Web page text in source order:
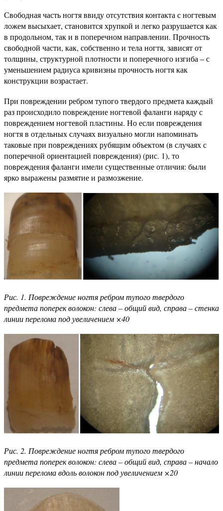
Свободная часть ногтя ввиду отсутствия контакта с ногтевым
ложем высыхает, становится хрупкой и легко разрушается как
в продольном, так и в поперечном направлении. Прочность
свободной части, как, собственно и тела ногтя, зависят от
толщины, структурной плотности и поперечного изгиба – с
уменьшением радиуса кривизны прочность ногтя как
конструкции возрастает.
При повреждении ребром тупого твердого предмета каждый
раз происходило повреждение ногтевой фаланги наряду с
повреждением ногтевой пластины. Но если повреждения
ногтя в отдельных случаях визуально могли напоминать
таковые при повреждениях рубящим объектом (в случаях с
поперечной ориентацией повреждения) (рис. 1), то
повреждения фаланги имели существенные отличия: были
ярко выражены размятие и размозжение.
Рис. 1. Повреждение ногтя ребром тупого твердого
предмета поперек волокон: слева – общий вид, справа – стенка
линии перелома под увеличением ×40
Рис. 2. Повреждение ногтя ребром тупого твердого
предмета поперек волокон: слева – общий вид, справа – начало
линии перелома вдоль волокон под увеличением ×20